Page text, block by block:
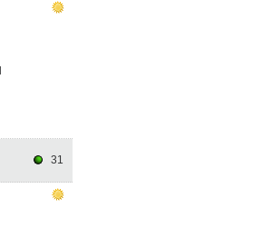
31